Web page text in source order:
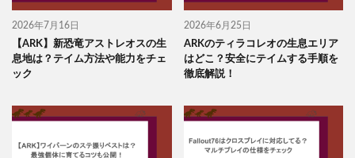
2026年7月16日
【ARK】新恐竜アストレオスの生
息地は？テイム方法や能力をチェ
ック
2026年6月25日
ARKのティラコレオの生息エリア
はどこ？安全にテイムする手順を
徹底解説！